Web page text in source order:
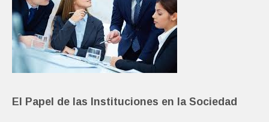
El Papel de las Instituciones en la Sociedad